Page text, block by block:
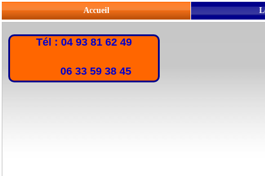
Accueil
Tél : 04 93 81 62 49
06 33 59 38 45